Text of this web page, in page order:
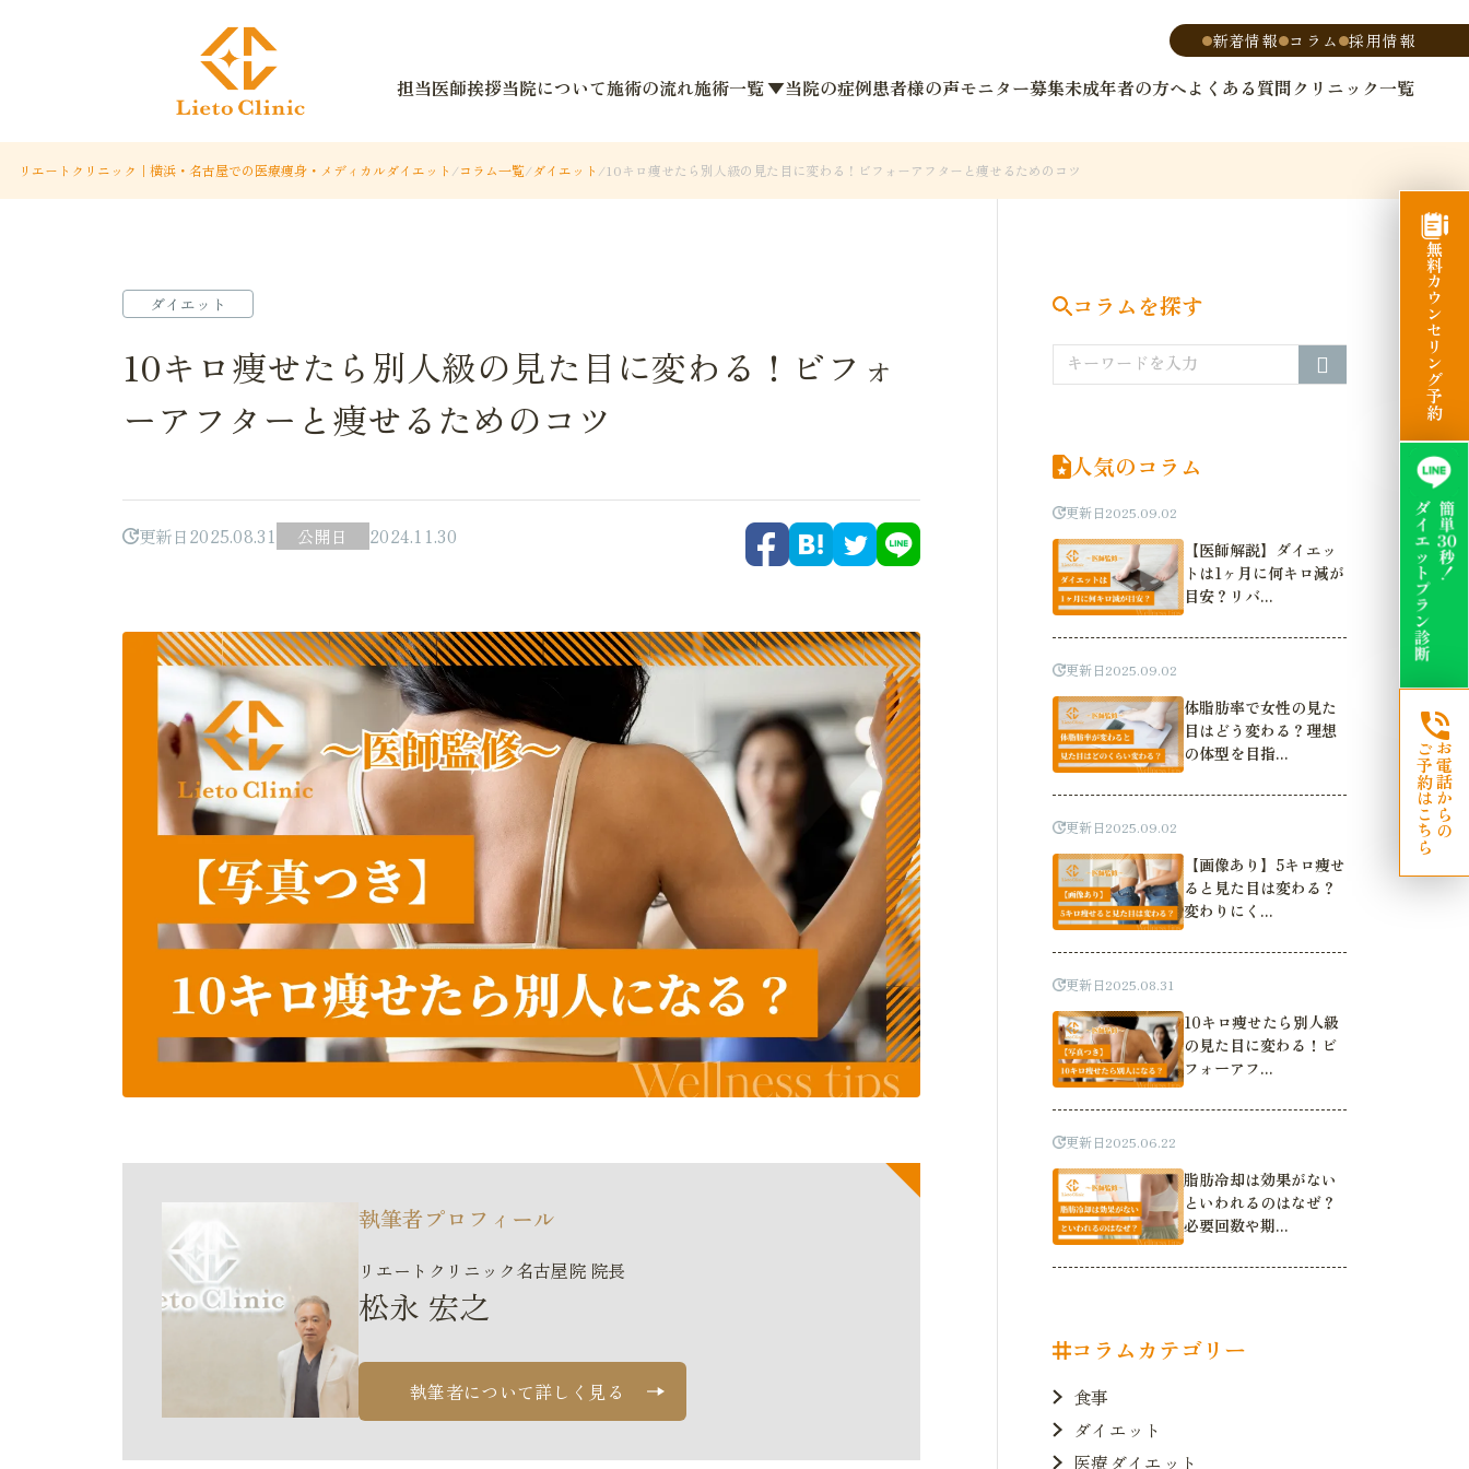
新着情報 コラム 採用情報
担当医師挨拶当院について施術の流れ施術一覧 ▼当院の症例患者様の声モニター募集未成年者の方へよくある質問クリニック一覧
無料カウンセリング予約
お電話からの
ご予約はこちら
リエートクリニック｜横浜・名古屋での医療痩身・メディカルダイエット /コラム一覧/ダイエット /10キロ痩せたら別人級の見た目に変わる！ビフォーアフターと痩せるためのコツ
ダイエット
10キロ痩せたら別人級の見た目に変わる！ビフォ
ーアフターと痩せるためのコツ
更新日2025.08.31 公開日 2024.11.30
執筆者プロフィール
リエートクリニック名古屋院 院長
松永 宏之
執筆者について詳しく見る
コラムを探す
人気のコラム
更新日2025.09.02
【医師解説】ダイエッ
トは1ヶ月に何キロ減が
目安？リバ...
更新日2025.09.02
体脂肪率で女性の見た
目はどう変わる？理想
の体型を目指...
更新日2025.09.02
【画像あり】5キロ痩せ
ると見た目は変わる？
変わりにく...
更新日2025.08.31
10キロ痩せたら別人級
の見た目に変わる！ビ
フォーアフ...
更新日2025.06.22
脂肪冷却は効果がない
といわれるのはなぜ？
必要回数や期...
コラムカテゴリー
食事
ダイエット
医療ダイエット